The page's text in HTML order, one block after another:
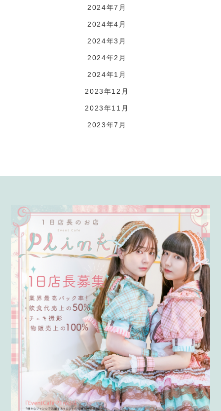
2024年7月
2024年4月
2024年3月
2024年2月
2024年1月
2023年12月
2023年11月
2023年7月